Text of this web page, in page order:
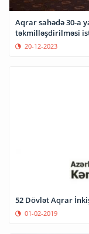
Aqrar sahədə 30-a
təkmilləşdirilməsi
20-12-2023
52 Dövlət Aqrar
01-02-2019